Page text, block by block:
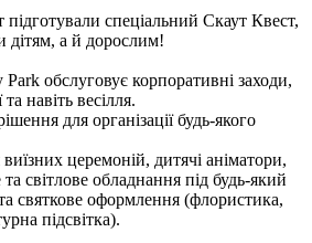
підготували спеціальний Скаут Квест,
дітям, а й дорослим!
обслуговує корпоративні заходи,
навіть весілля.
для організації будь-якого
церемоній, дитячі аніматори,
світлове обладнання під будь-який
святкове оформлення (флористика,
підсвітка).